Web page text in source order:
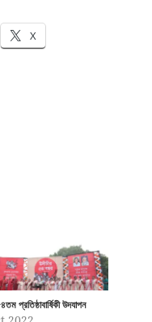
X
প্রতিষ্ঠাবার্ষিকী উদযাপন